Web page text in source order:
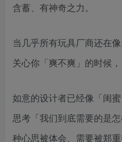
含蓄、有神奇之力。
当几乎所有玩具厂商还在
关心你「爽不爽」的时候，
如意的设计者已经像「闺
思考「我们到底需要的是
种心思被体会、需要被郑重